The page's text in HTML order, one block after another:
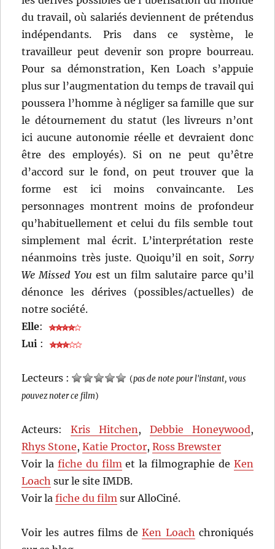
du travail, où salariés deviennent de prétendus
indépendants. Pris dans ce système, le
travailleur peut devenir son propre bourreau.
Pour sa démonstration, Ken Loach s’appuie
plus sur l’augmentation du temps de travail qui
poussera l’homme à négliger sa famille que sur
le détournement du statut (les livreurs n’ont
ici aucune autonomie réelle et devraient donc
être des employés). Si on ne peut qu’être
d’accord sur le fond, on peut trouver que la
forme est ici moins convaincante. Les
personnages montrent moins de profondeur
qu’habituellement et celui du fils semble tout
simplement mal écrit. L’interprétation reste
néanmoins très juste. Quoiqu’il en soit, Sorry
We Missed You est un film salutaire parce qu’il
dénonce les dérives (possibles/actuelles) de
notre société.
Elle:
Lui :
Lecteurs : (pas de note pour l'instant, vous
pouvez noter ce film)
Acteurs:Kris Hitchen, Debbie Honeywood,
Rhys Stone,Katie Proctor,Ross Brewster
Voir la fiche du filmet la filmographie de Ken
Loach sur le site IMDB.
Voir lafiche du film sur AlloCiné.
Voir les autres films deKen Loach chroniqués